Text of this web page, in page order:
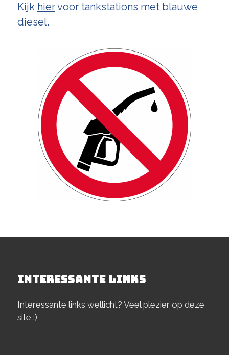
Kijk hiervoor tankstations met blauwe
diesel.
INTERESSANTE LINKS
Interessante links wellicht? Veel plezier op deze
site :)